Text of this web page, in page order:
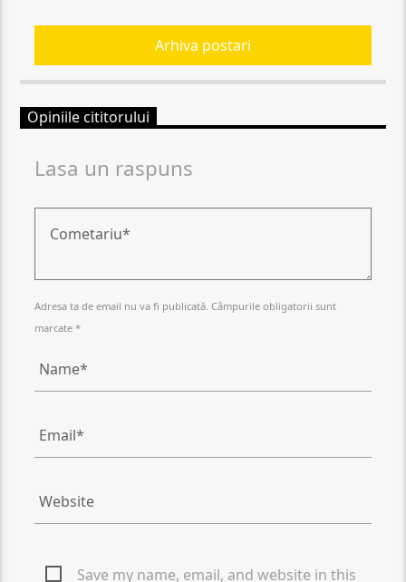
Arhiva postari
Opiniile cititorului
Lasa un raspuns
Adresa ta de email nu va fi publicată. Câmpurile obligatorii sunt
marcate *
Save my name, email, and website in this